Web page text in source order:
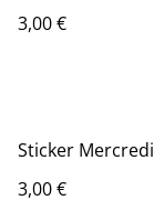
3,00 €
Sticker Mercredi
3,00 €